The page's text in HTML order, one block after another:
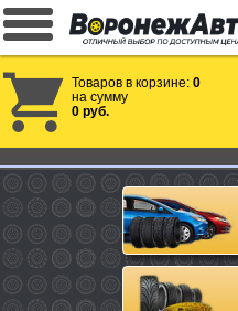
Товаров в корзине: 0
на сумму
0 руб.